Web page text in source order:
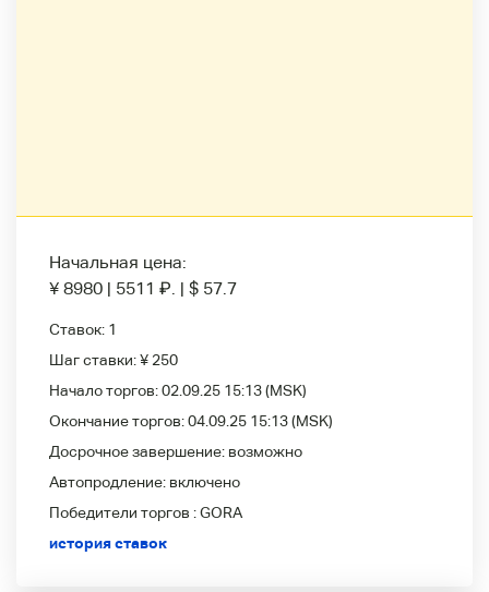
Начальная цена:
¥ 8980 | 5511 ₽ | $ 57.7
Ставок: 1
Шаг ставки:¥ 250
Начало торгов:02.09.25 15:13(MSK)
Окончание торгов:04.09.25 15:13(MSK)
Досрочное завершение: возможно
Автопродление: включено
Победители
торгов :GORA
история ставок